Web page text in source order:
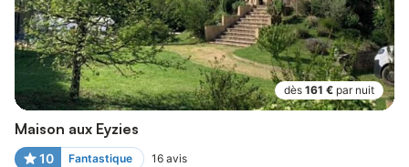
dès 161 € par nuit
Maison aux Eyzies
10 Fantastique 16 avis